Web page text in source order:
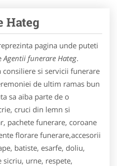
Hateg
pagina unde puteti
Agentii funerare Hateg.
si servicii funerare
de ultim ramas bun
sa aiba parte de o
cruci din lemn si
pachete funerare, coroane
florare funerare,accesorii
batiste, esarfe, doliu,
sicriu, urne, respete,